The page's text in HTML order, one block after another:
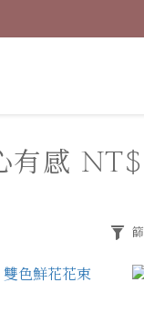
有感